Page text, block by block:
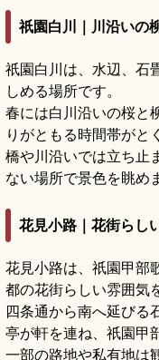
祇園白川｜川沿いの
祇園白川は、水辺、石
しめる場所です。
春には白川沿いの桜と
りがともる時間帯がと
橋や川沿いでは立ち止
ない場所で景色を眺め
花見小路｜花街らし
花見小路は、祇園甲部
都の花街らしい雰囲気
四条通から南へ延びる
亭が軒を連ね、祇園甲
一部の路地や私有地は